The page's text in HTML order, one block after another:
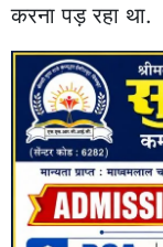
करना पड़ रहा था.